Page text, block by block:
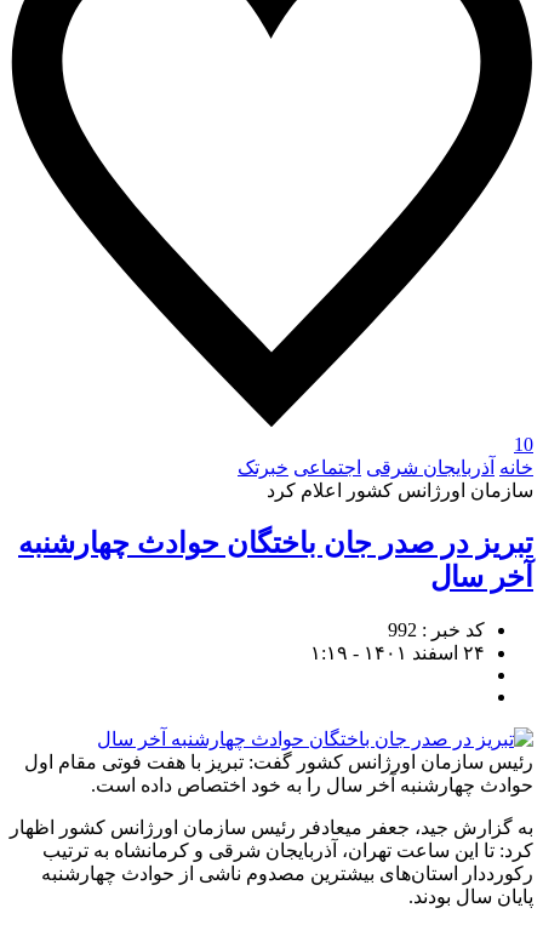
10
خانه آذربایجان شرقی اجتماعی خبرتک
سازمان اورژانس کشور اعلام کرد
تبریز در صدر جان باختگان حوادث چهارشنبه
آخر سال
کد خبر : 992
۲۴ اسفند ۱۴۰۱ - ۱:۱۹
رئیس سازمان اورژانس کشور گفت: تبریز با هفت فوتی مقام اول
حوادث چهارشنبه آخر سال را به خود اختصاص داده است.
به گزارش جید، جعفر میعادفر رئیس سازمان اورژانس کشور اظهار
کرد: تا این ساعت تهران، آذربایجان شرقی و کرمانشاه به ترتیب
رکورددار استان‌های بیشترین مصدوم ناشی از حوادث چهارشنبه
پایان سال بودند.